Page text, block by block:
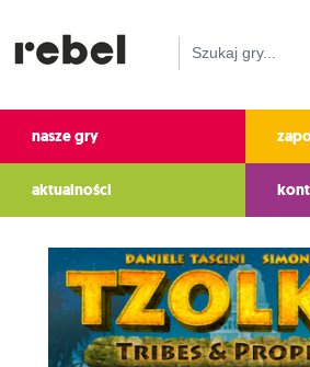
nasze gry
aktualności